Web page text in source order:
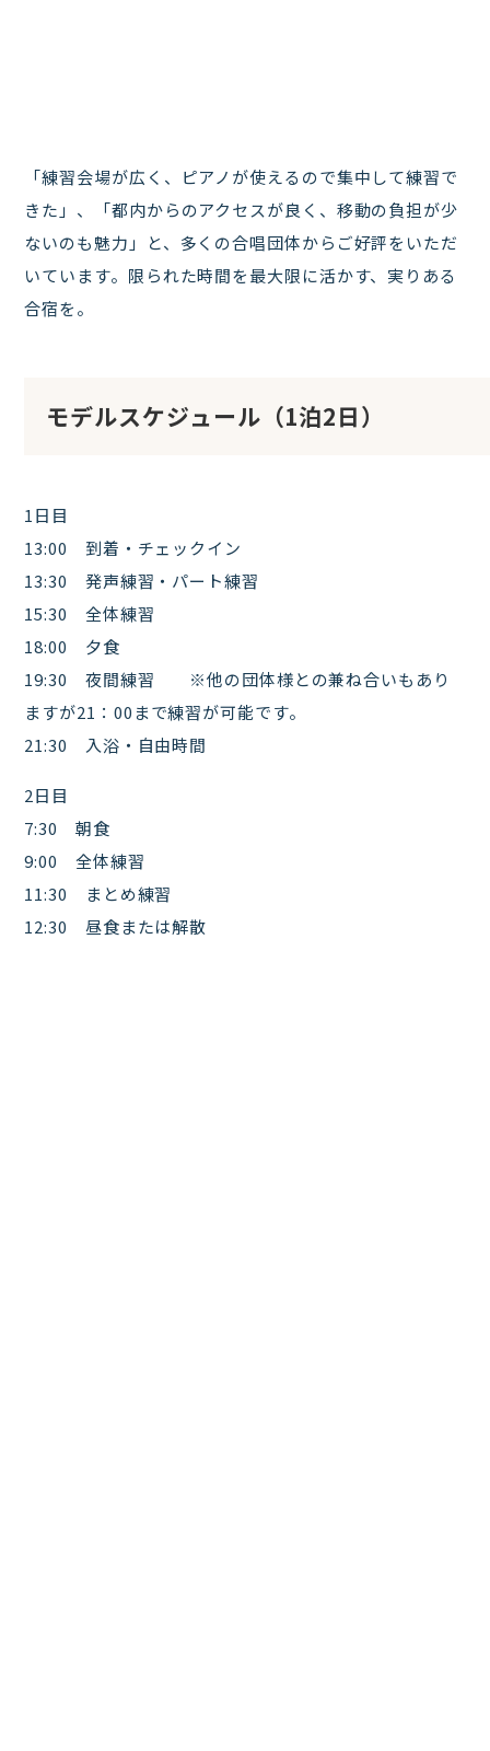
「練習会場が広く、ピアノが使えるので集中して練習で
きた」、「都内からのアクセスが良く、移動の負担が少
ないのも魅力」と、多くの合唱団体からご好評をいただ
いています。限られた時間を最大限に活かす、実りある
合宿を。
モデルスケジュール（1泊2日）
1日目
13:00 到着・チェックイン
13:30 発声練習・パート練習
15:30 全体練習
18:00 夕食
19:30 夜間練習 ※他の団体様との兼ね合いもあり
ますが21：00まで練習が可能です。
21:30 入浴・自由時間
2日目
7:30 朝食
9:00 全体練習
11:30 まとめ練習
12:30 昼食または解散